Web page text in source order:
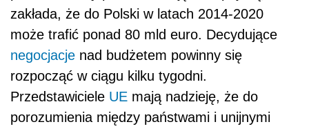
zakłada, że do Polski w latach 2014-2020
może trafić ponad 80 mld euro. Decydujące
negocjacje nad budżetem powinny się
rozpocząć w ciągu kilku tygodni.
Przedstawiciele UE mają nadzieję, że do
porozumienia między państwami i unijnymi